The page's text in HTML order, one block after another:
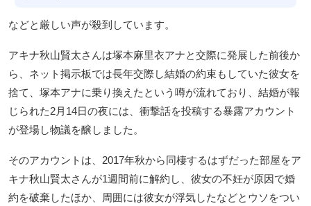
などと厳しい声が殺到しています。
アキナ秋山賢太さんは塚本麻里衣アナと交際に発展した前後か
ら、ネット掲示板では長年交際し結婚の約束もしていた彼女を
捨て、塚本アナに乗り換えたという噂が流れており、結婚が報
じられた2月14日の夜には、衝撃話を投稿する暴露アカウント
が登場し物議を醸しました。
そのアカウントは、2017年秋から同棲するはずだった部屋をア
キナ秋山賢太さんが1週間前に解約し、彼女の不妊が原因で婚
約を破棄したほか、周囲には彼女が浮気したなどとウソをつい